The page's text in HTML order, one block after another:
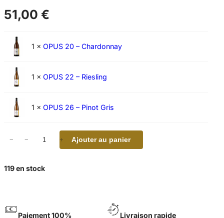
51,00 €
1 × OPUS 20 – Chardonnay
1 × OPUS 22 – Riesling
1 × OPUS 26 – Pinot Gris
n
é
− +
− +
Ajouter au panier
119 en stock
Paiement 100% Livraison rapide